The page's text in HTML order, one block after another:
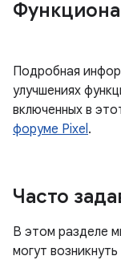
Подробная
улучшениях
включенных в
форуме Pixel.
Часто
В этом разделе
могут